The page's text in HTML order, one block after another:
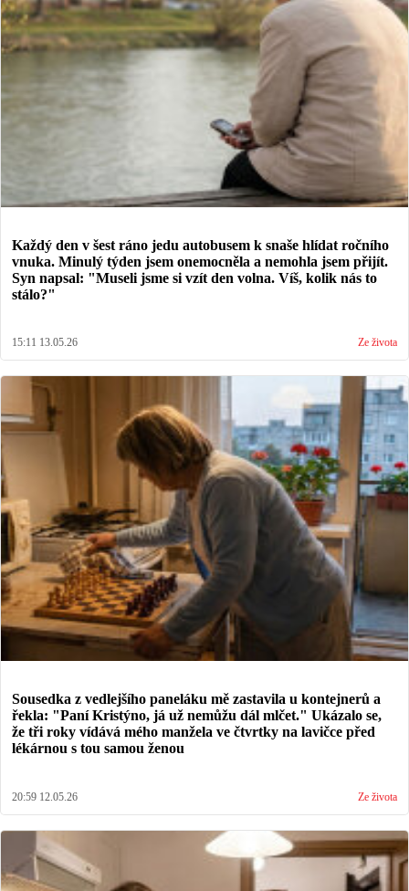
Každý den v šest ráno jedu autobusem k snaše hlídat ročního
vnuka. Minulý týden jsem onemocněla a nemohla jsem přijít.
Syn napsal: "Museli jsme si vzít den volna. Víš, kolik nás to
stálo?"
15:11 13.05.26 Ze života
Sousedka z vedlejšího paneláku mě zastavila u kontejnerů a
řekla: "Paní Kristýno, já už nemůžu dál mlčet." Ukázalo se,
že tři roky vídává mého manžela ve čtvrtky na lavičce před
lékárnou s tou samou ženou
20:59 12.05.26 Ze života